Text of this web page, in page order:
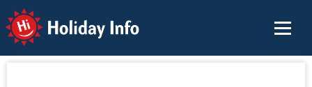
Holiday Info